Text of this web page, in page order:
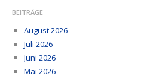
BEITRÄGE
August 2026
Juli 2026
Juni 2026
Mai 2026